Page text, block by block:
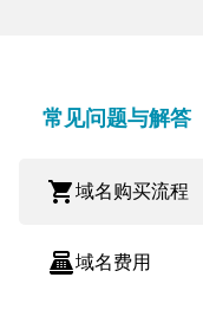
常见问题与解答
shopping_cart域名购买流程
point_of_sale域名费用